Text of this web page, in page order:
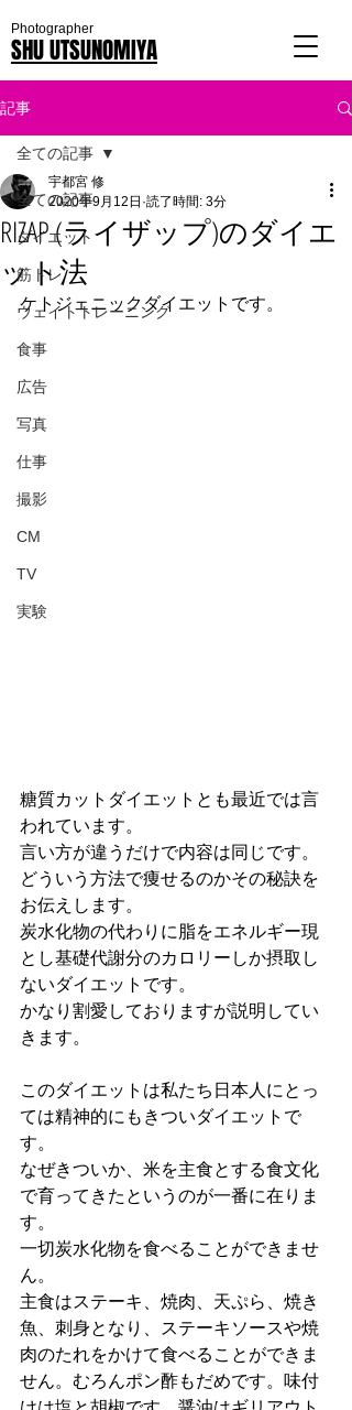
SHU UTSUNOMIYA
Photographer
記事
全ての記事
ダイエット
筋トレ
ウェイトトレーニング
食事
広告
写真
仕事
撮影
CM
TV
実験
全ての記事
RIZAP (ライザップ)のダイエ
ット法
宇都宮 修
2020年9月12日 読了時間: 3分
ケトジェニックダイエットです。
糖質カットダイエットとも最近では言
われています。
言い方が違うだけで内容は同じです。
どういう方法で痩せるのかその秘訣を
お伝えします。
炭水化物の代わりに脂をエネルギー現
とし基礎代謝分のカロリーしか摂取し
ないダイエットです。
かなり割愛しておりますが説明してい
きます。
このダイエットは私たち日本人にとっ
ては精神的にもきついダイエットで
す。
なぜきついか、米を主食とする食文化
で育ってきたというのが一番に在りま
す。
一切炭水化物を食べることができませ
ん。
主食はステーキ、焼肉、天ぷら、焼き
魚、刺身となり、ステーキソースや焼
肉のたれをかけて食べることができま
せん。むろんポン酢もだめです。味付